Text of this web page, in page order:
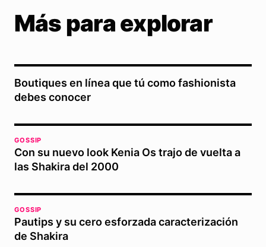
Más para explorar
Boutiques en línea que tú como fashionista
debes conocer
GOSSIP
Con su nuevo look Kenia Os trajo de vuelta a
las Shakira del 2000
GOSSIP
Pautips y su cero esforzada caracterización
de Shakira